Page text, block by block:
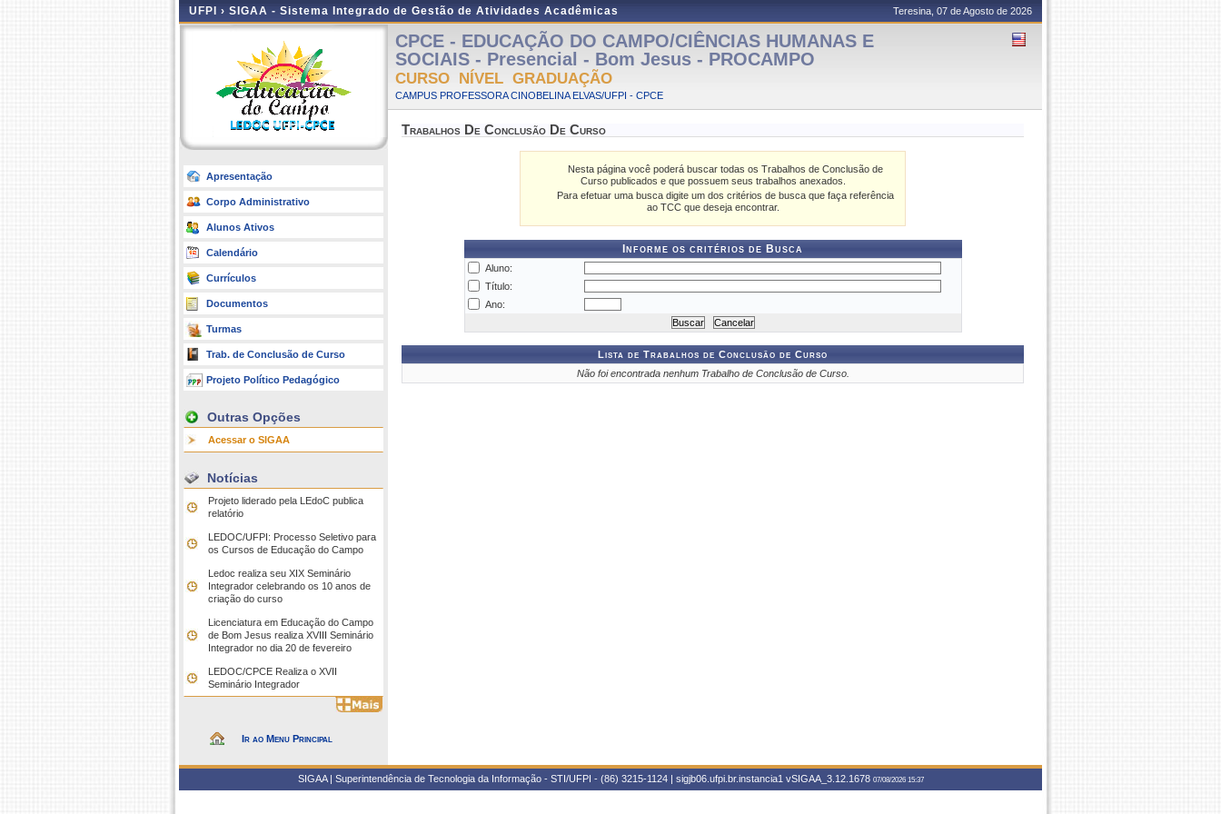
UFPI › SIGAA - Sistema Integrado de Gestão de Atividades Acadêmicas Teresina, 07 de Agosto de 2026
Apresentação
Corpo Administrativo
Alunos Ativos
Calendário
Currículos
Documentos
Turmas
Trab. de Conclusão de Curso
Projeto Político Pedagógico
Outras Opções
Acessar o SIGAA
Notícias
Projeto liderado pela LEdoC publica
relatório
LEDOC/UFPI: Processo Seletivo para
os Cursos de Educação do Campo
Ledoc realiza seu XIX Seminário
Integrador celebrando os 10 anos de
criação do curso
Licenciatura em Educação do Campo
de Bom Jesus realiza XVIII Seminário
Integrador no dia 20 de fevereiro
LEDOC/CPCE Realiza o XVII
Seminário Integrador
Ir ao Menu Principal
CPCE - EDUCAÇÃO DO CAMPO/CIÊNCIAS HUMANAS E
SOCIAIS - Presencial - Bom Jesus - PROCAMPO
CURSO NÍVEL GRADUAÇÃO
CAMPUS PROFESSORA CINOBELINA ELVAS/UFPI - CPCE
Trabalhos De Conclusão De Curso
Nesta página você poderá buscar todas os Trabalhos de Conclusão de
Curso publicados e que possuem seus trabalhos anexados.
Para efetuar uma busca digite um dos critérios de busca que faça referência
ao TCC que deseja encontrar.
Informe os critérios de Busca
Aluno:
Título:
Ano:
Lista de Trabalhos de Conclusão de Curso
Não foi encontrada nenhum Trabalho de Conclusão de Curso.
SIGAA | Superintendência de Tecnologia da Informação - STI/UFPI - (86) 3215-1124 | sigjb06.ufpi.br.instancia1 vSIGAA_3.12.1678 07/08/2026 15:37